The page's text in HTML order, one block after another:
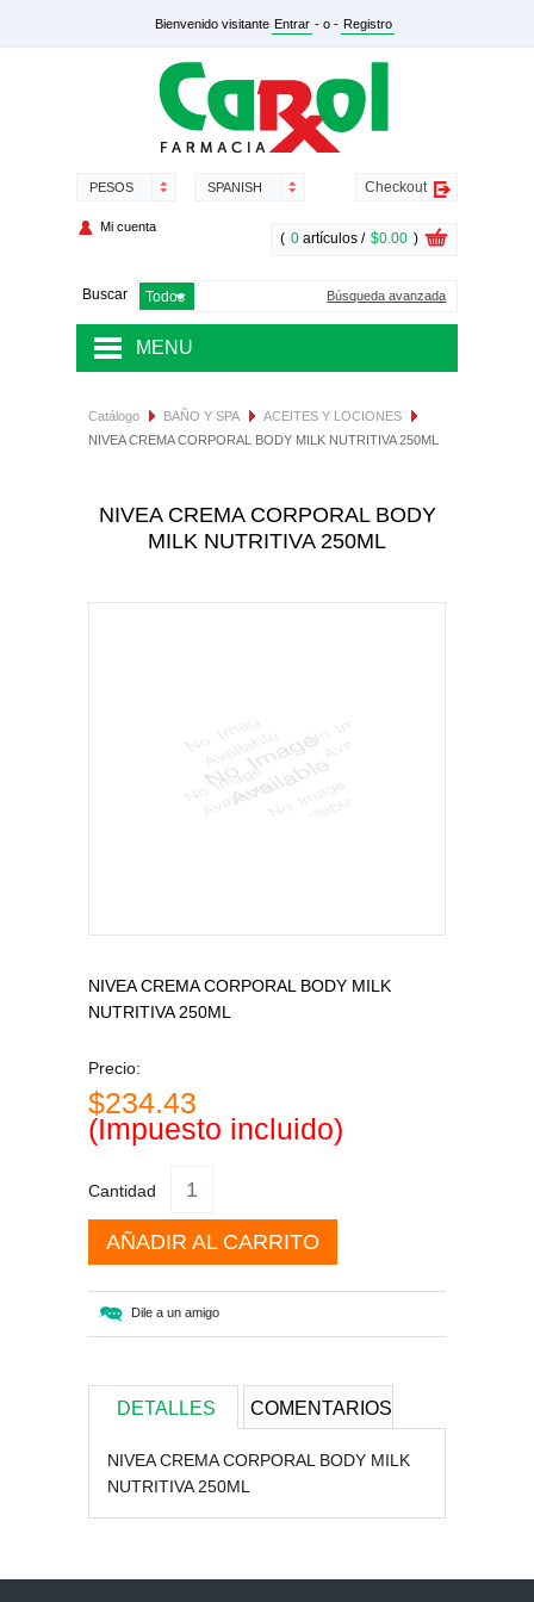
Bienvenido visitante Entrar - o - Registro
SPANISH
PESOS
Mi cuenta
Buscar Búsqueda avanzada
( 0 artículos / $0.00 )
Checkout
MENU
SALUD Y NUTRICIÓN
CUIDADO PERSONAL
Catálogo BAÑO Y SPA
ACEITES Y LOCIONES
NIVEA CREMA CORPORAL BODY MILK NUTRITIVA 250ML
NIVEA CREMA CORPORAL BODY
MILK NUTRITIVA 250ML
NIVEA CREMA CORPORAL BODY MILK
NUTRITIVA 250ML
Precio:
$234.43
(Impuesto incluido)
Cantidad
AÑADIR AL CARRITO
Dile a un amigo
DETALLES COMENTARIOS
NIVEA CREMA CORPORAL BODY MILK
NUTRITIVA 250ML